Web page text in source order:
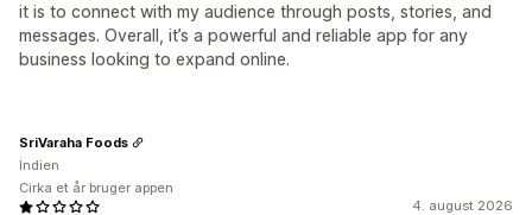
it is to connect with my audience through posts, stories, and
messages. Overall, it’s a powerful and reliable app for any
business looking to expand online.
4. august 2026
SriVaraha Foods
Indien
Cirka et år bruger appen